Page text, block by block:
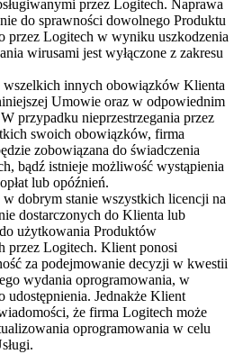
przez Logitech. Naprawa
do sprawności dowolnego Produktu
przez Logitech w wyniku uszkodzenia
wirusami jest wyłączone z zakresu
wszelkich innych obowiązków Klienta
Umowie oraz w odpowiednim
przypadku nieprzestrzegania przez
swoich obowiązków, firma
zobowiązana do świadczenia
bądź istnieje możliwość wystąpienia
lub opóźnień.
dobrym stanie wszystkich licencji na
dostarczonych do Klienta lub
użytkowania Produktów
przez Logitech. Klient ponosi
za podejmowanie decyzji w kwestii
wydania oprogramowania, w
udostępnienia. Jednakże Klient
że firma Logitech może
oprogramowania w celu